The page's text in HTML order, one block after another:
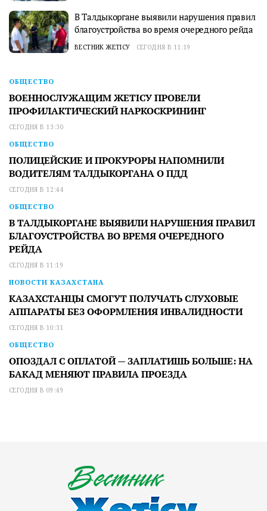
В Талдыкоргане выявили нарушения правил
благоустройства во время очередного рейда
ВЕСТНИК ЖЕТІСУ СЕГОДНЯ В 11:19
ОБЩЕСТВО
ВОЕННОСЛУЖАЩИМ ЖЕТІСУ ПРОВЕЛИ
ПРОФИЛАКТИЧЕСКИЙ НАРКОСКРИНИНГ
СЕГОДНЯ В 13:30
ОБЩЕСТВО
ПОЛИЦЕЙСКИЕ И ПРОКУРОРЫ НАПОМНИЛИ
ВОДИТЕЛЯМ ТАЛДЫКОРГАНА О ПДД
СЕГОДНЯ В 12:44
ОБЩЕСТВО
В ТАЛДЫКОРГАНЕ ВЫЯВИЛИ НАРУШЕНИЯ ПРАВИЛ
БЛАГОУСТРОЙСТВА ВО ВРЕМЯ ОЧЕРЕДНОГО
РЕЙДА
СЕГОДНЯ В 11:19
НОВОСТИ КАЗАХСТАНА
КАЗАХСТАНЦЫ СМОГУТ ПОЛУЧАТЬ СЛУХОВЫЕ
АППАРАТЫ БЕЗ ОФОРМЛЕНИЯ ИНВАЛИДНОСТИ
СЕГОДНЯ В 10:31
ОБЩЕСТВО
ОПОЗДАЛ С ОПЛАТОЙ — ЗАПЛАТИШЬ БОЛЬШЕ: НА
БАКАД МЕНЯЮТ ПРАВИЛА ПРОЕЗДА
СЕГОДНЯ В 09:49